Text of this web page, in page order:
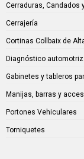
Cerraduras, Candados
Cerrajería
Cortinas Collbaix de
Diagnóstico automotriz
Gabinetes y tableros
Manijas, barras y
Portones Vehiculares
Torniquetes